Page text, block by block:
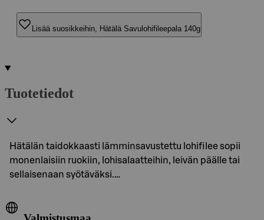
Lisää suosikkeihin, Hätälä Savulohifileepala 140g
Tuotetiedot
Hätälän taidokkaasti lämminsavustettu lohifilee sopii
monenlaisiin ruokiin, lohisalaatteihin, leivän päälle tai
sellaisenaan syötäväksi.…